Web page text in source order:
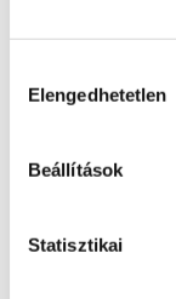
Elengedhetetlen
Beállítások
Statisztikai